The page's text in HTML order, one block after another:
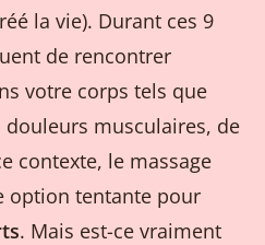
la vie). Durant ces 9
de rencontrer
votre corps tels que
douleurs musculaires, de
contexte, le massage
option tentante pour
. Mais est-ce vraiment